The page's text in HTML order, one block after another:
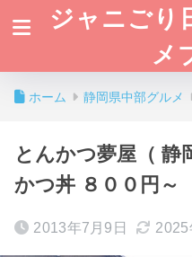
ジャニごり
メ
ホーム 静岡県中部グルメ
とんかつ夢屋（
かつ丼 ８００円～
2013年7月9日 2025